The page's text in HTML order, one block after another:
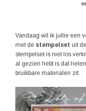
Vandaag wil ik jullie een
met de stempelset uit de
stempelset is niet los
al gezien hebt is dat
bruikbare materialen zit.